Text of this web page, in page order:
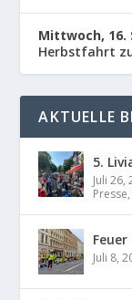
Mittwoch, 16.
Herbstfahrt
AKTUELLE
5.
Juli 26,
Presse,
Juli 8,